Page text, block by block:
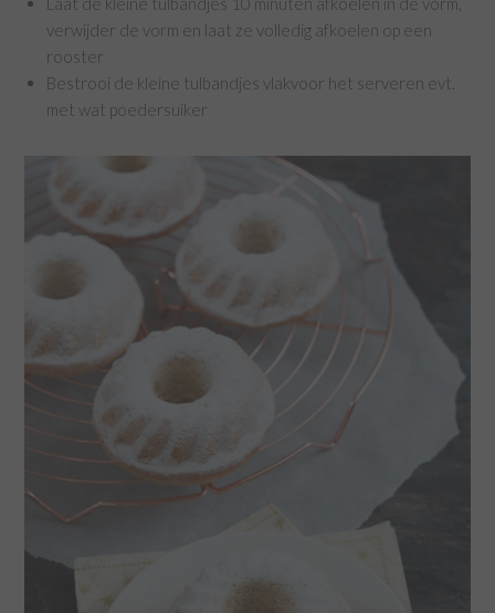
verwijder de vorm en laat ze volledig afkoelen op een
rooster
Bestrooi de kleine tulbandjes vlakvoor het serveren evt.
met wat poedersuiker